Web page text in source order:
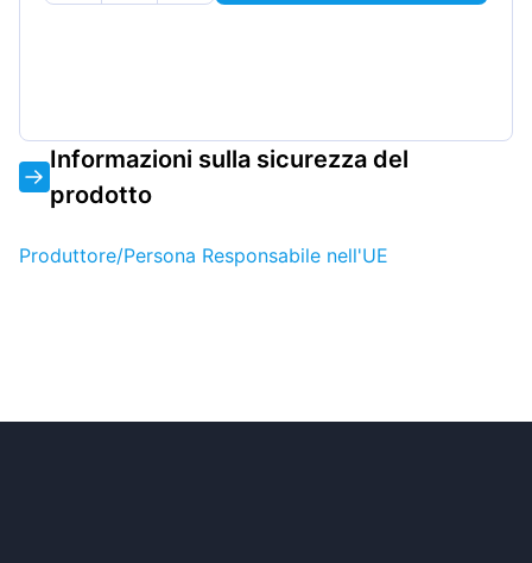
Informazioni sulla sicurezza del
prodotto
Produttore/Persona Responsabile nell'UE